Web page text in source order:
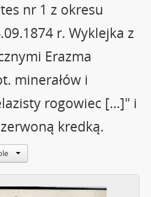
nr 1 z okresu
r. Wyklejka z
Erazma
minerałów i
rogowiec […]" i
kredką.